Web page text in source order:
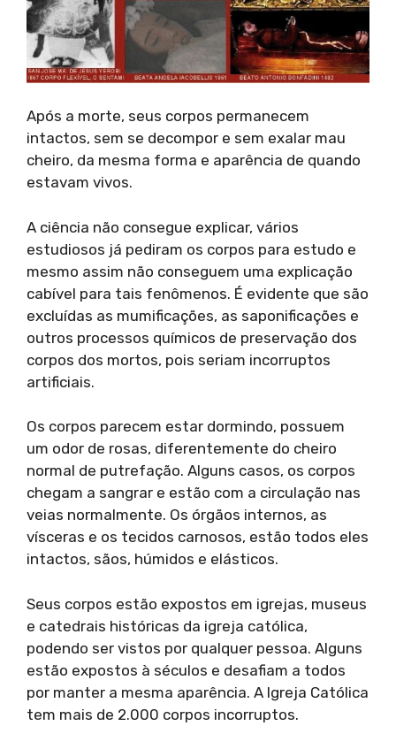
Após a morte, seus corpos permanecem
intactos, sem se decompor e sem exalar mau
cheiro, da mesma forma e aparência de quando
estavam vivos.
A ciência não consegue explicar, vários
estudiosos já pediram os corpos para estudo e
mesmo assim não conseguem uma explicação
cabível para tais fenômenos. É evidente que são
excluídas as mumificações, as saponificações e
outros processos químicos de preservação dos
corpos dos mortos, pois seriam incorruptos
artificiais.
Os corpos parecem estar dormindo, possuem
um odor de rosas, diferentemente do cheiro
normal de putrefação. Alguns casos, os corpos
chegam a sangrar e estão com a circulação nas
veias normalmente. Os órgãos internos, as
vísceras e os tecidos carnosos, estão todos eles
intactos, sãos, húmidos e elásticos.
Seus corpos estão expostos em igrejas, museus
e catedrais históricas da igreja católica,
podendo ser vistos por qualquer pessoa. Alguns
estão expostos à séculos e desafiam a todos
por manter a mesma aparência. A Igreja Católica
tem mais de 2.000 corpos incorruptos.